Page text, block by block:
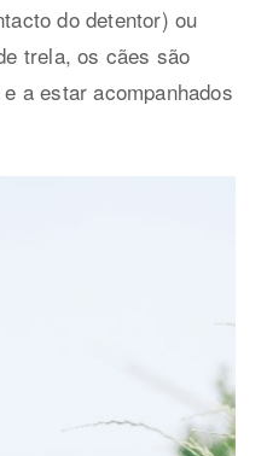
do detentor) ou
trela, os cães são
a estar acompanhados